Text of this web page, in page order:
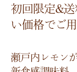
初回限定&
い価格でご
瀬戸内レモン